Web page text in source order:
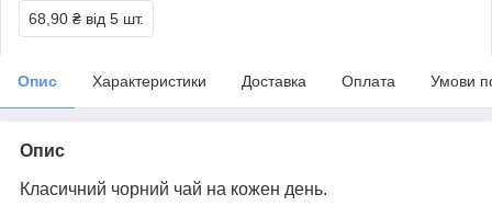
68,90 ₴ від 5 шт.
Опис Характеристики Доставка Оплата Умови
Опис
Класичний чорний чай на кожен день.